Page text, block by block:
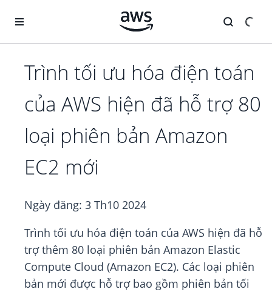
Trình tối ưu hóa điện toán
của AWS hiện đã hỗ trợ 80
loại phiên bản Amazon
EC2 mới
Ngày đăng: 3 Th10 2024
Trình tối ưu hóa điện toán của AWS hiện đã hỗ
trợ thêm 80 loại phiên bản Amazon Elastic
Compute Cloud (Amazon EC2). Các loại phiên
bản mới được hỗ trợ bao gồm phiên bản tối